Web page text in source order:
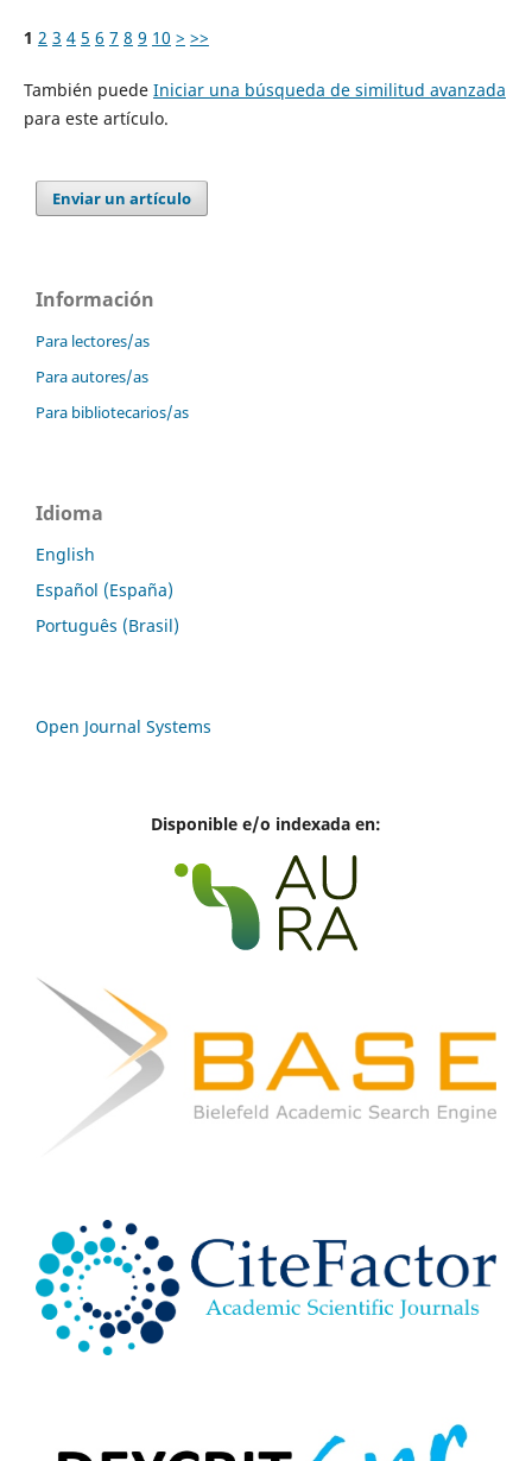
1 2 3 4 5 6 7 8 9 10 > >>
También puede Iniciar una búsqueda de similitud avanzada
para este artículo.
Enviar un artículo
Información
Para lectores/as
Para autores/as
Para bibliotecarios/as
Idioma
English
Español (España)
Português (Brasil)
Open Journal Systems
Disponible e/o indexada en: